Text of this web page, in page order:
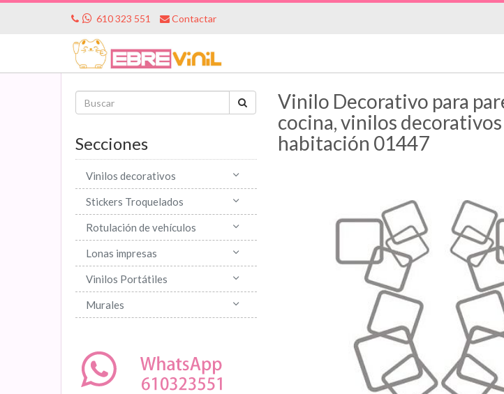
610 323 551 Contactar
Secciones
Vinilos decorativos
Stickers Troquelados
Rotulación de vehículos
Lonas impresas
Vinilos Portátiles
Murales
Vinilo Decorativo para
cocina, vinilos
habitación 01447